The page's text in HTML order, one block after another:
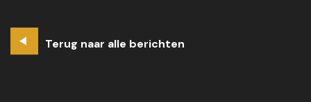
Terug naar alle berichten